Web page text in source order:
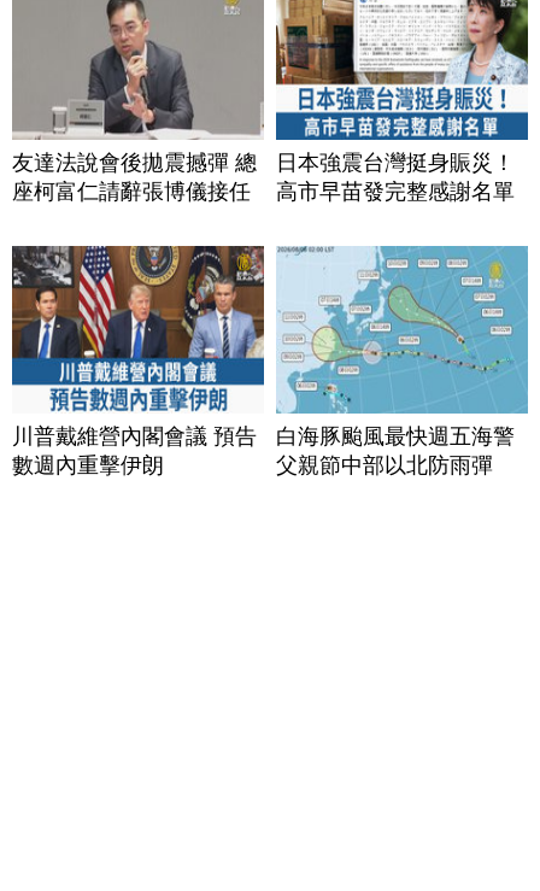
友達法說會後拋震撼彈 總
座柯富仁請辭張博儀接任
日本強震台灣挺身賑災！
高市早苗發完整感謝名單
川普戴維營內閣會議 預告
數週內重擊伊朗
白海豚颱風最快週五海警
父親節中部以北防雨彈